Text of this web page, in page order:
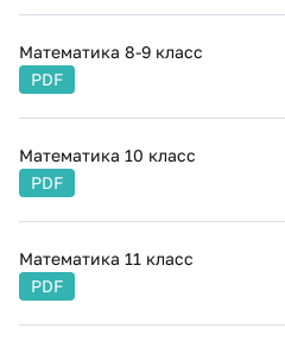
Математика 8-9 класс
PDF
Математика 10 класс
PDF
Математика 11 класс
PDF